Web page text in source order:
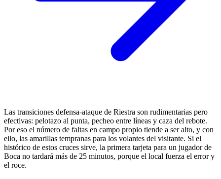
Las transiciones defensa-ataque de Riestra son rudimentarias pero
efectivas: pelotazo al punta, pecheo entre líneas y caza del rebote.
Por eso el número de faltas en campo propio tiende a ser alto, y con
ello, las amarillas tempranas para los volantes del visitante. Si el
histórico de estos cruces sirve, la primera tarjeta para un jugador de
Boca no tardará más de 25 minutos, porque el local fuerza el error y
el roce.